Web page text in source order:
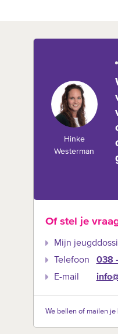
Hinke
Westerman
Of stel je
Mijn
Telefoon
038
E-mail
We bellen of mailen je